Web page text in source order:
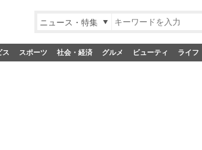
ニュース・特集
ス スポーツ 社会・経済 グルメ ビューティ ライフ